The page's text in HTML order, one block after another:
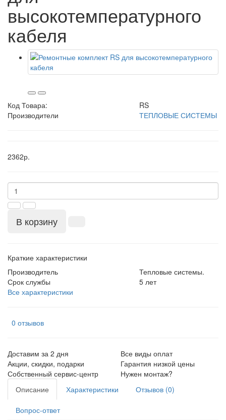
высокотемпературного
кабеля
Код Товара:
RS
Производители
ТЕПЛОВЫЕ СИСТЕМЫ
2362р.
В корзину
Краткие характеристики
Производитель
Тепловые системы.
Срок службы
5 лет
Все характеристики
0 отзывов
Доставим за 2 дня
Все виды оплат
Акции, скидки, подарки
Гарантия низкой цены
Собственный сервис-центр
Нужен монтаж?
Описание
Характеристики Отзывов (0)
Вопрос-ответ